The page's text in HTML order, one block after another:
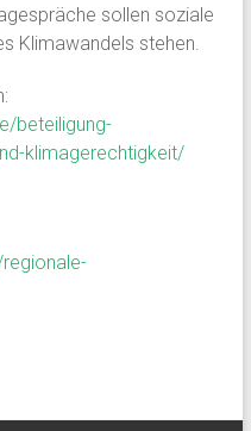
sollen soziale
Klimawandels stehen.
beteiligung-
klimagerechtigkeit/